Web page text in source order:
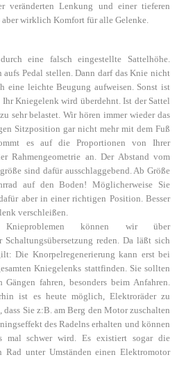
veränderten Lenkung und einer tieferen
wirklich Komfort für alle Gelenke.
eine falsch eingestellte Sattelhöhe.
Pedal stellen. Dann darf das Knie nicht
eine leichte Beugung aufweisen. Sonst ist
Kniegelenk wird überdehnt. Ist der Sattel
sehr belastet. Wir hören immer wieder das
Sitzposition gar nicht mehr mit dem Fuß
es auf die Proportionen von Ihrer
Rahmengeometrie an. Der Abstand vom
sind dafür ausschlaggebend. Ab Größe
auf den Boden! Möglicherweise Sie
aber in einer richtigen Position. Besser
verschleißen.
können wir über
Schaltungsübersetzung reden. Da läßt sich
Die Knorpelregenerierung kann erst bei
Kniegelenks stattfinden. Sie sollten
fahren, besonders beim Anfahren.
ist es heute möglich, Elektroräder zu
Sie z:B. am Berg den Motor zuschalten
des Radelns erhalten und können
mal schwer wird. Es existiert sogar die
unter Umständen einen Elektromotor